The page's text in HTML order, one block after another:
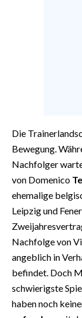
VIDEO
INFO AZIENDE
ABBONATI
NECROLOGI
PUBBLICITÀ
Die
Bewegung.
Nachfolger
von Domenico
ehemalige
Leipzig und
Nachfolge von
angeblich in
befindet. Doch
schwierigste
haben noch